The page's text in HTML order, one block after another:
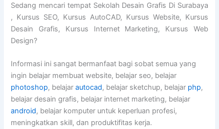
Sedang mencari tempat Sekolah Desain Grafis Di Surabaya
, Kursus SEO, Kursus AutoCAD, Kursus Website, Kursus
Desain Grafis, Kursus Internet Marketing, Kursus Web
Design?
Informasi ini sangat bermanfaat bagi sobat semua yang
ingin belajar membuat website, belajar seo, belajar
photoshop, belajarautocad, belajar sketchup, belajar php,
belajar desain grafis, belajar internet marketing, belajar
android, belajar komputer untuk keperluan profesi,
meningkatkan skill, dan produktifitas kerja.